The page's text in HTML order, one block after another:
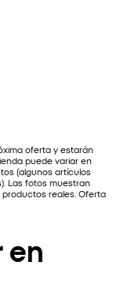
oferta y estarán
puede variar en
(algunos artículos
Las fotos muestran
reales. Oferta
en